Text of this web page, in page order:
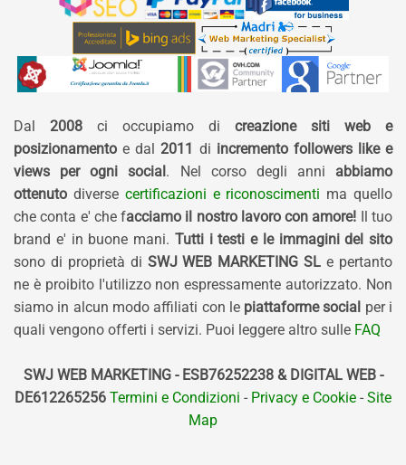
Dal 2008 ci occupiamo di creazione siti web e
posizionamento e dal 2011 di incremento followers like e
views per ogni social. Nel corso degli anni abbiamo
ottenuto diverse certificazioni e riconoscimenti ma quello
che conta e' che facciamo il nostro lavoro con amore! Il tuo
brand e' in buone mani. Tutti i testi e le immagini del sito
sono di proprietà di SWJ WEB MARKETING SL e pertanto
ne è proibito l'utilizzo non espressamente autorizzato. Non
siamo in alcun modo affiliati con le piattaforme social per i
quali vengono offerti i servizi. Puoi leggere altro sulle FAQ
SWJ WEB MARKETING - ESB76252238 & DIGITAL WEB -
DE612265256 Termini e Condizioni - Privacy e Cookie - Site
Map